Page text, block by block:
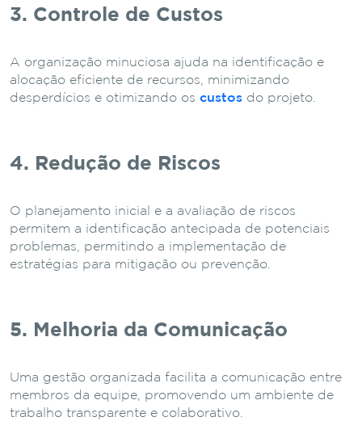
3. Controle de Custos
A organização minuciosa ajuda na identificação e
alocação eficiente de recursos, minimizando
desperdícios e otimizando os custos do projeto.
4. Redução de Riscos
O planejamento inicial e a avaliação de riscos
permitem a identificação antecipada de potenciais
problemas, permitindo a implementação de
estratégias para mitigação ou prevenção.
5. Melhoria da Comunicação
Uma gestão organizada facilita a comunicação entre
membros da equipe, promovendo um ambiente de
trabalho transparente e colaborativo.